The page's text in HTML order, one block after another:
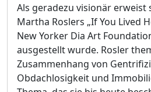
Als geradezu visionär erweist
Martha Roslers „If You Lived
New Yorker Dia Art
ausgestellt wurde. Rosler
Zusammenhang von
Obdachlosigkeit und